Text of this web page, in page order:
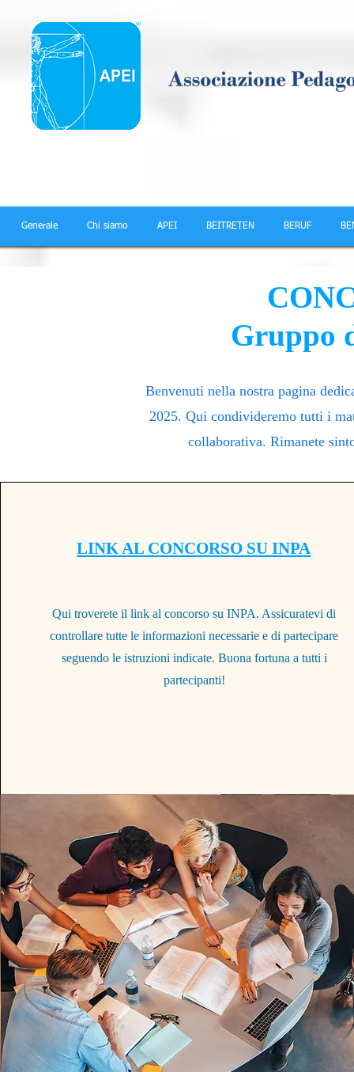
Generale Chi siamo APEI BEITRETEN BERUF
Gruppo
Benvenuti nella nostra pagina
2025. Qui condivideremo tutti i
collaborativa. Rimanete
LINK AL CONCORSO SU INPA
Qui troverete il link al concorso su INPA. Assicuratevi di
controllare tutte le informazioni necessarie e di partecipare
seguendo le istruzioni indicate. Buona fortuna a tutti i
partecipanti!